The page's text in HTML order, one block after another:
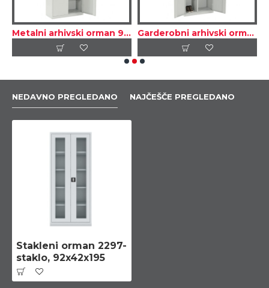
Metalni arhivski orman 92×42×195 cm Garderobni arhivski orman za dokumenta i odeću 92×42×195 cm
NEDAVNO PREGLEDANO NAJČEŠČE PREGLEDANO
Stakleni orman 2297-
staklo, 92x42x195